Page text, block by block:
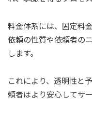
料金体系には、固定料
依頼の性質や依頼者の
します。
これにより、透明性と
頼者はより安心してサ